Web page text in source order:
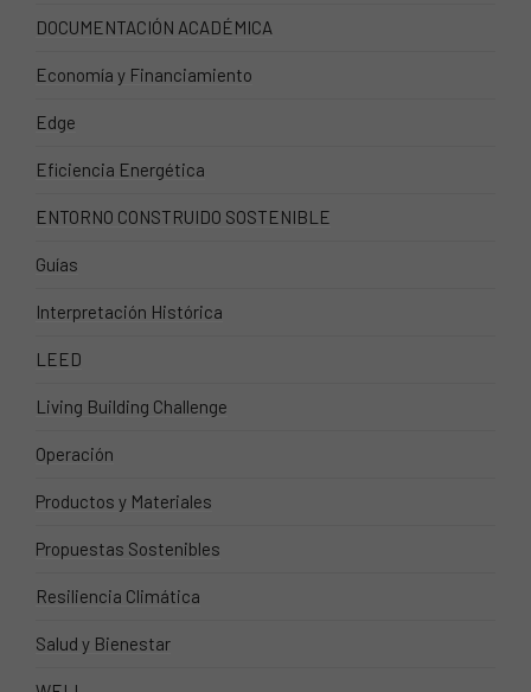
DOCUMENTACIÓN ACADÉMICA
Economía y Financiamiento
Edge
Eficiencia Energética
ENTORNO CONSTRUIDO SOSTENIBLE
Guías
Interpretación Histórica
LEED
Living Building Challenge
Operación
Productos y Materiales
Propuestas Sostenibles
Resiliencia Climática
Salud y Bienestar